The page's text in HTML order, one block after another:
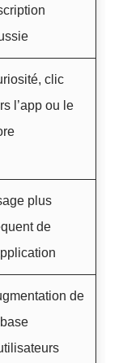
clic
l’app ou le
plus
de
de